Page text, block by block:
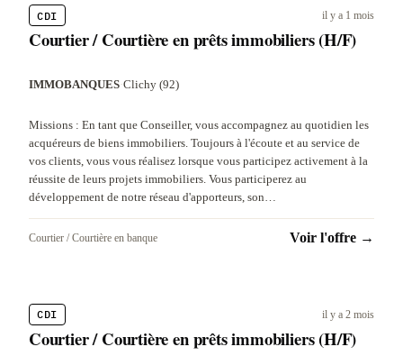
CDI il y a 1 mois
Courtier / Courtière en prêts immobiliers (H/F)
IMMOBANQUES·Clichy (92)
Missions : En tant que Conseiller, vous accompagnez au quotidien les
acquéreurs de biens immobiliers. Toujours à l'écoute et au service de
vos clients, vous vous réalisez lorsque vous participez activement à la
réussite de leurs projets immobiliers. Vous participerez au
développement de notre réseau d'apporteurs, son…
Courtier / Courtière en banque Voir l'offre →
CDI il y a 2 mois
Courtier / Courtière en prêts immobiliers (H/F)